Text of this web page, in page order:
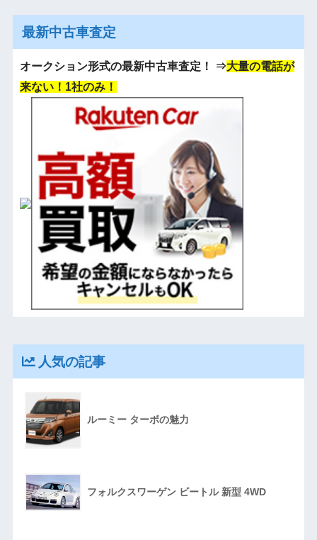
最新中古車査定
オークション形式の最新中古車査定！ ⇒大量の電話が
来ない！1社のみ！
人気の記事
ルーミー ターボの魅力
フォルクスワーゲン ビートル 新型 4WD